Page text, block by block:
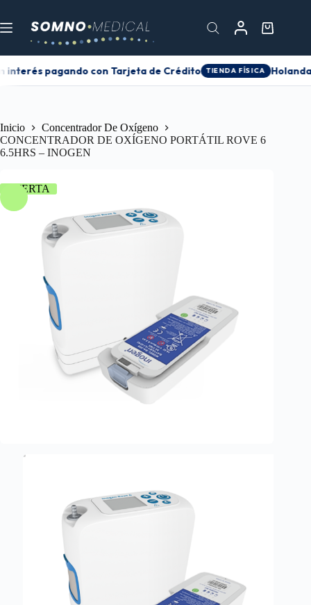
interés pagando con Tarjeta de Crédito TIENDA FÍSICA Holanda
Inicio
Concentrador De Oxígeno
CONCENTRADOR DE OXÍGENO PORTÁTIL ROVE 6
6.5HRS – INOGEN
OFERTA